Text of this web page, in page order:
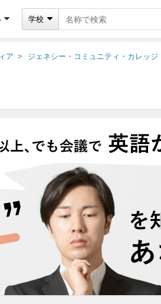
学校
ア ジェネシー・コミュニティ・カレッジ